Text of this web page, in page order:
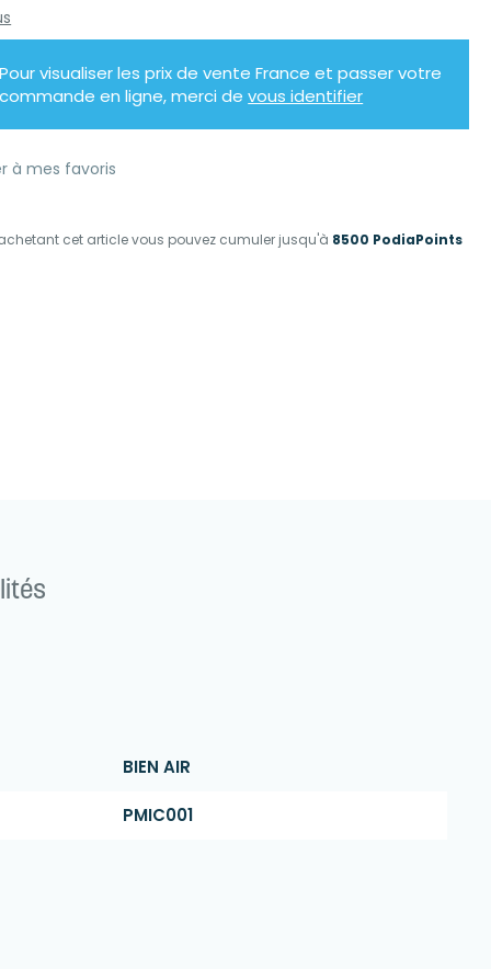
Pour visualiser les prix de vente France et passer votre
commande en ligne, merci devous identifier
cet article vous pouvez cumuler jusqu'à 8500 PodiaPoints
à mes favoris
BIEN AIR
PMIC001